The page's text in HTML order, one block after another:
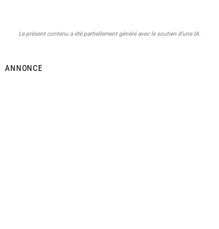
Le présent contenu a été partiellement généré avec le soutien d’une IA.
ANNONCE